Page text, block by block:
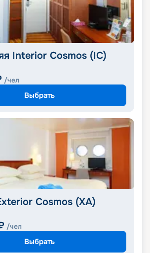
Interior Cosmos (IC)
/чел
Выбрать
Cosmos (XA)
/чел
Выбрать